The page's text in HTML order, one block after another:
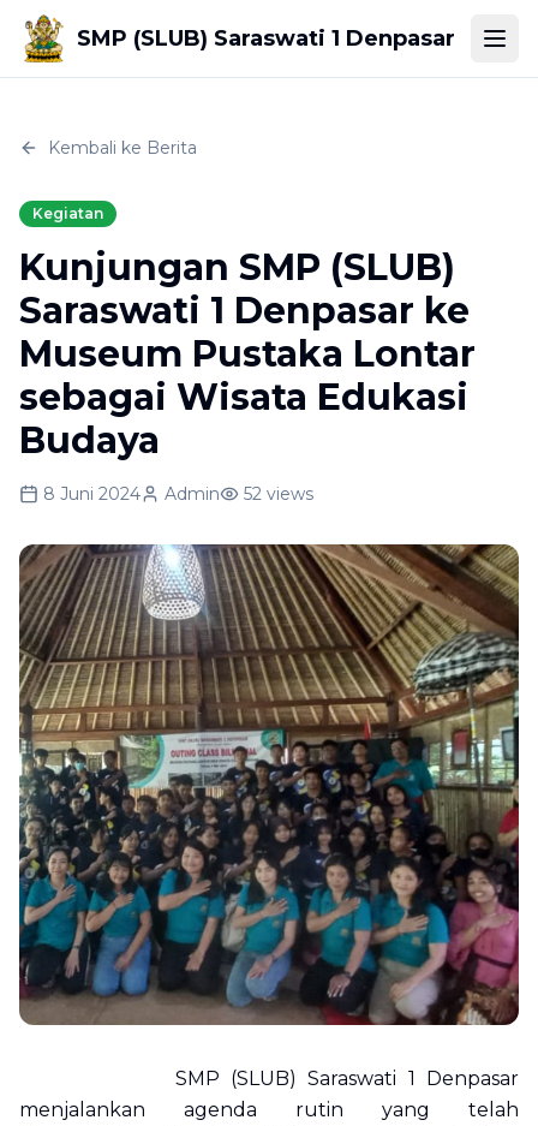
SMP (SLUB) Saraswati 1 Denpasar
Kembali ke Berita
Kegiatan
Kunjungan SMP (SLUB)
Saraswati 1 Denpasar ke
Museum Pustaka Lontar
sebagai Wisata Edukasi
Budaya
8 Juni 2024 Admin 52 views
SMP (SLUB) Saraswati 1 Denpasar
menjalankan agenda rutin yang telah